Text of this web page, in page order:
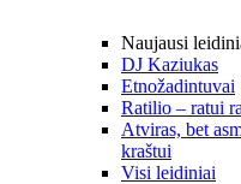
Naujausi
DJ Kaziukas
Etnožadintuvai
Ratilio – ratui
Atviras, bet
kraštui
Visi leidiniai